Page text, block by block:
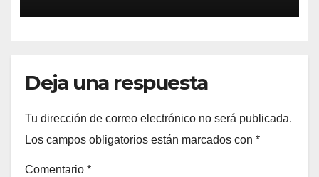
Deja una respuesta
Tu dirección de correo electrónico no será publicada.
Los campos obligatorios están marcados con *
Comentario *